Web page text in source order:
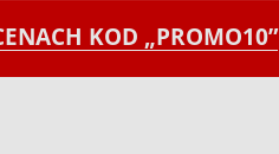
KOD „PROMO10”